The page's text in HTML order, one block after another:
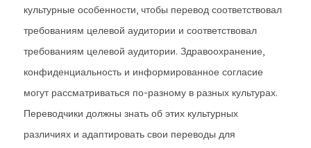
культурные особенности, чтобы перевод соответствовал
требованиям целевой аудитории и соответствовал
требованиям целевой аудитории. Здравоохранение,
конфиденциальность и информированное согласие
могут рассматриваться по-разному в разных культурах.
Переводчики должны знать об этих культурных
различиях и адаптировать свои переводы для